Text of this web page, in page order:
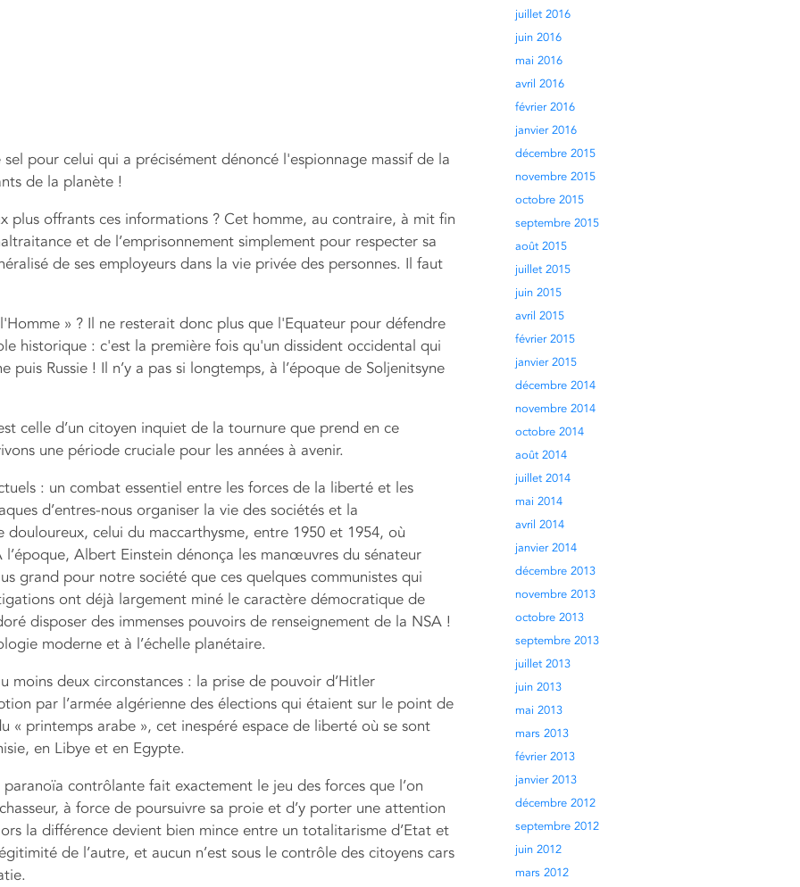
pour celui qui a précisément dénoncé l'espionnage massif de la
de la planète !
plus offrants ces informations ? Cet homme, au contraire, à mit fin
et de l’emprisonnement simplement pour respecter sa
de ses employeurs dans la vie privée des personnes. Il faut
» ? Il ne resterait donc plus que l'Equateur pour défendre
historique : c'est la première fois qu'un dissident occidental qui
Russie ! Il n’y a pas si longtemps, à l’époque de Soljenitsyne
celle d’un citoyen inquiet de la tournure que prend en ce
une période cruciale pour les années à avenir.
: un combat essentiel entre les forces de la liberté et les
d’entres-nous organiser la vie des sociétés et la
celui du maccarthysme, entre 1950 et 1954, où
l’époque, Albert Einstein dénonça les manœuvres du sénateur
grand pour notre société que ces quelques communistes qui
ont déjà largement miné le caractère démocratique de
disposer des immenses pouvoirs de renseignement de la NSA !
moderne et à l’échelle planétaire.
moins deux circonstances : la prise de pouvoir d’Hitler
par l’armée algérienne des élections qui étaient sur le point de
« printemps arabe », cet inespéré espace de liberté où se sont
en Libye et en Egypte.
contrôlante fait exactement le jeu des forces que l’on
à force de poursuivre sa proie et d’y porter une attention
la différence devient bien mince entre un totalitarisme d’Etat et
de l’autre, et aucun n’est sous le contrôle des citoyens cars
juillet 2016
juin 2016
mai 2016
avril 2016
février 2016
janvier 2016
décembre 2015
novembre 2015
octobre 2015
septembre 2015
août 2015
juillet 2015
juin 2015
avril 2015
février 2015
janvier 2015
décembre 2014
novembre 2014
octobre 2014
août 2014
juillet 2014
mai 2014
avril 2014
janvier 2014
décembre 2013
novembre 2013
octobre 2013
septembre 2013
juillet 2013
juin 2013
mai 2013
mars 2013
février 2013
janvier 2013
décembre 2012
septembre 2012
juin 2012
mars 2012